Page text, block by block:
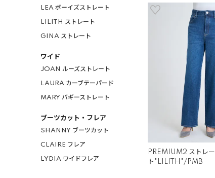
LEA ボーイズストレート
LILITH ストレート
GINA ストレート
ワイド
JOAN ルーズストレート
LAURA カーブテーパード
MARY バギーストレート
ブーツカット・フレア
SHANNY ブーツカット
CLAIRE フレア
LYDIA ワイドフレア
PREMIUM2 ストレー
ト"LILITH"/PMB